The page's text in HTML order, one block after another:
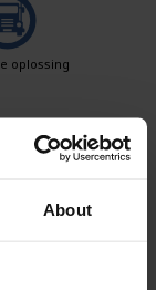
About
oplossing